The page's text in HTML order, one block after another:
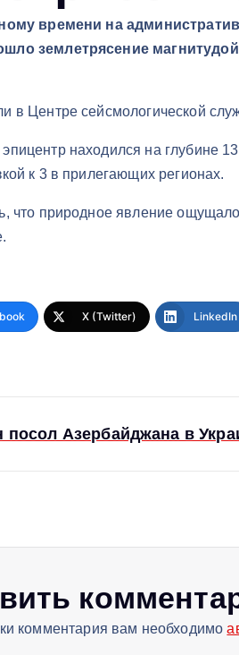
времени на
землетрясение
в Центре сейсмологической
находился на глубине
к 3 в прилегающих регионах.
что природное явление
X (Twitter) LinkedIn
посол Азербайджана в
комментария вам необходимо